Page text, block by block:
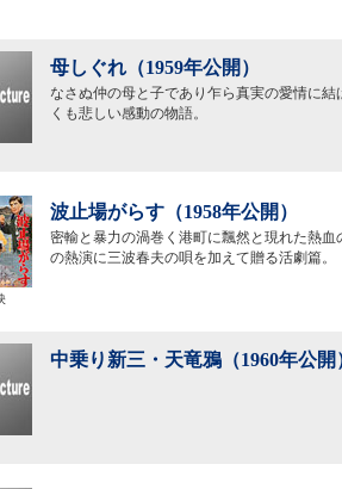
母しぐれ（1959年公開）
なさぬ仲の母と子であり乍ら真実の愛情に
くも悲しい感動の物語。
波止場がらす（1958年公開）
密輸と暴力の渦巻く港町に飄然と現れた熱
の熱演に三波春夫の唄を加えて贈る活劇篇。
中乗り新三・天竜鴉（1960年公開